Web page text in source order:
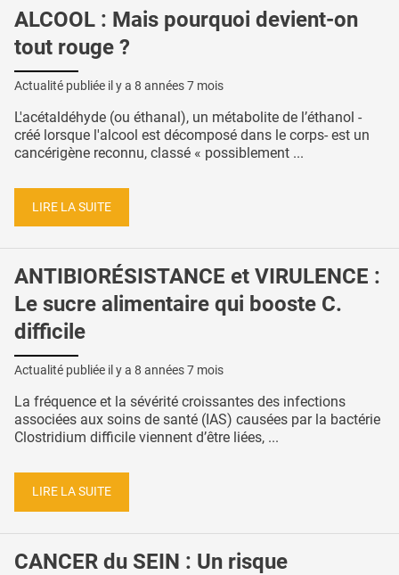
ALCOOL : Mais pourquoi devient-on
tout rouge ?
Actualité publiée il y a 8 années 7 mois
L'acétaldéhyde (ou éthanal), un métabolite de l’éthanol -
créé lorsque l'alcool est décomposé dans le corps- est un
cancérigène reconnu, classé « possiblement ...
LIRE LA SUITE
ANTIBIORÉSISTANCE et VIRULENCE :
Le sucre alimentaire qui booste C.
difficile
Actualité publiée il y a 8 années 7 mois
La fréquence et la sévérité croissantes des infections
associées aux soins de santé (IAS) causées par la bactérie
Clostridium difficile viennent d’être liées, ...
LIRE LA SUITE
CANCER du SEIN : Un risque